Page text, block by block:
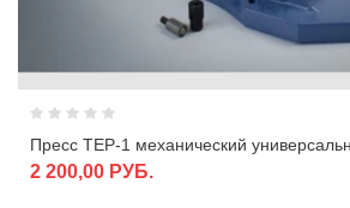
Пресс TEP-1 механический
2 200,00 РУБ.